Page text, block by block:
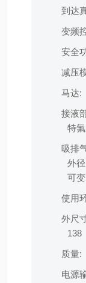
到达
变频
安全
减压
马达:
接液
特
吸排
外
可变
使用
外尺
138
质量:
电源